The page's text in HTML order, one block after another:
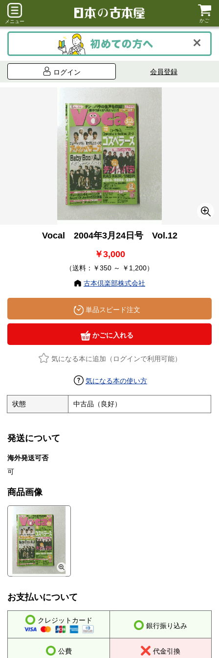
メニュー かご
ログイン 会員登録
Vocal 2004年3月24日号 Vol.12
￥3,000
（送料：￥350 ～ ￥1,200）
古本倶楽部株式会社
単品スピード注文
かごに入れる
気になる本に追加（ログインで利用可能）
気になる本の使い方
状態 中古品（良好）
発送について
海外発送可否
可
商品画像
お支払いについて
クレジットカード
銀行振り込み
公費 代金引換